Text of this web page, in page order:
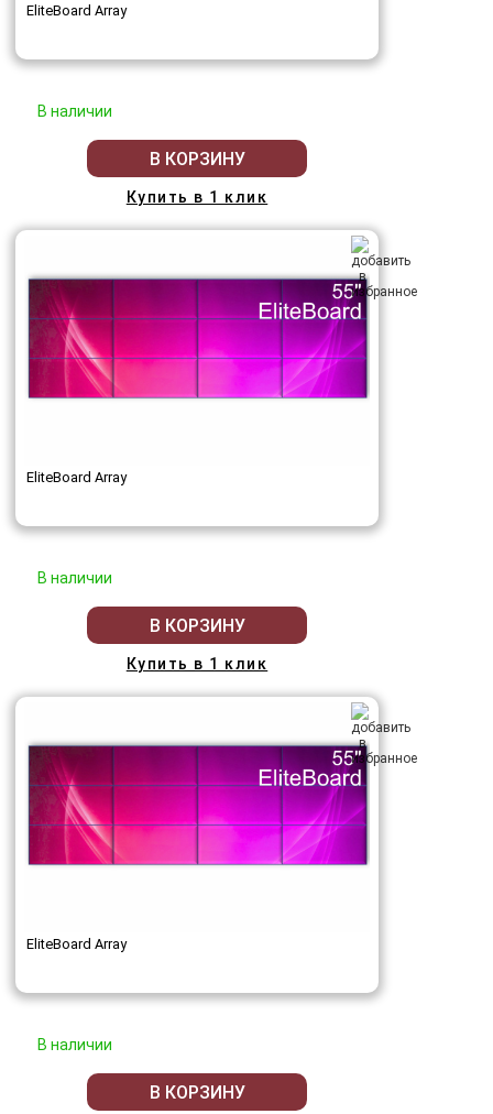
EliteBoard Array
В наличии
В КОРЗИНУ
Купить в 1 клик
EliteBoard Array
В наличии
В КОРЗИНУ
Купить в 1 клик
EliteBoard Array
В наличии
В КОРЗИНУ